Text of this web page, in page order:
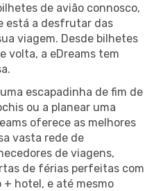
de avião connosco,
está a desfrutar das
viagem. Desde bilhetes
volta, a eDreams tem
escapadinha de fim de
ou a planear uma
oferece as melhores
vasta rede de
de viagens,
de férias perfeitas com
+ hotel, e até mesmo